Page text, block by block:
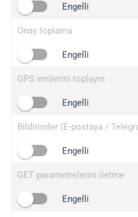
2no.co
yip.su
iplogger.info
Engelli
Onay toplama
Engelli
GPS verilerini toplayın
Engelli
Bildirimler (E-postaya /
Engelli
GET parametrelerini iletme
Engelli